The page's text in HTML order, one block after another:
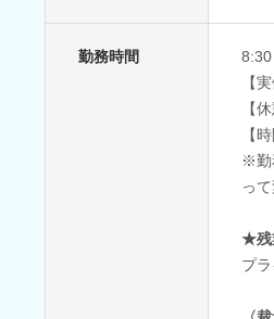
勤務時間
【
【
【
※勤
っ
★残
プ